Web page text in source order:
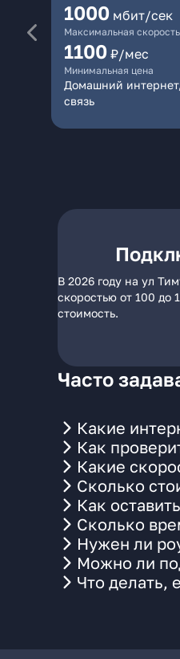
1000 мбит/сек
Максимальная скорость
1100 ₽/мес
Минимальная цена
Домашний
связь
В 2026 году на ул
скоростью от 100 до
стоимость.
Часто
Какие
Как
Какие
Сколько
Как
Сколько
Нужен ли
Можно ли
Что делать,